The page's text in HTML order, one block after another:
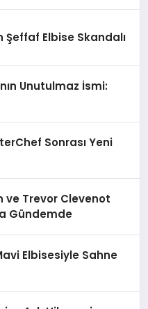
Şeffaf Elbise Skandalı
Unutulmaz İsmi:
Sonrası Yeni
ve Trevor Clevenot
Gündemde
Elbisesiyle Sahne